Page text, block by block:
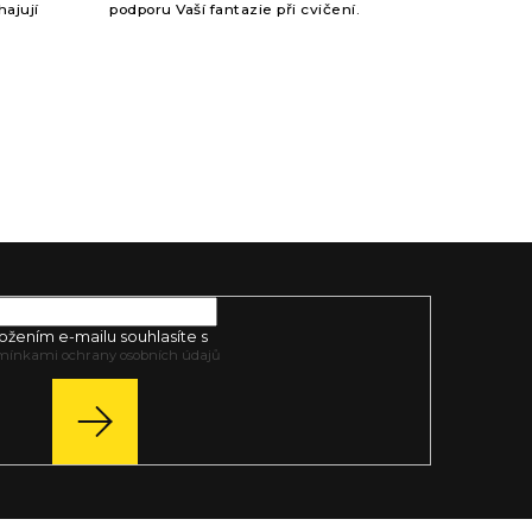
podporu Vaší fantazie při cvičení.
e-mailu souhlasíte s
ochrany osobních údajů
PŘIHLÁSIT
SE